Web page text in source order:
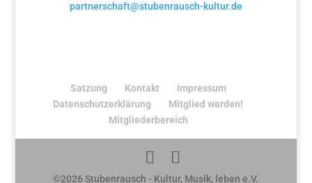
partnerschaft@stubenrausch-kultur.de
Satzung Kontakt
Impressum
Datenschutzerklärung
Mitglied werden!
Mitgliederbereich
©2026 Stubenrausch - Kultur, Musik, leben e.V.